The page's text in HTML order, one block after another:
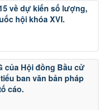
về dự kiến số lượng,
hội khóa XVI.
của Hội đồng Bầu cử
ban văn bản pháp
cáo.